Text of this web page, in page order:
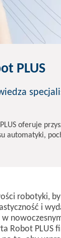
PLUS
oferuje
automatyki,
robotyki,
i
Robot PLUS